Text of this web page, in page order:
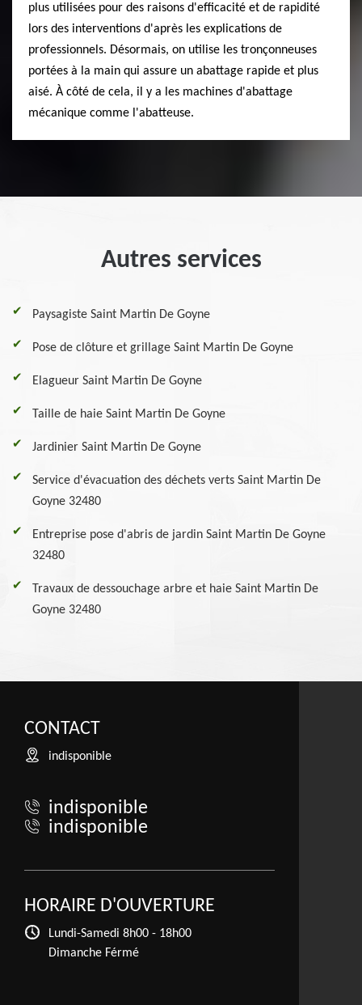
plus utilisées pour des raisons d'efficacité et de rapidité
lors des interventions d'après les explications de
professionnels. Désormais, on utilise les tronçonneuses
portées à la main qui assure un abattage rapide et plus
aisé. À côté de cela, il y a les machines d'abattage
mécanique comme l'abatteuse.
Autres services
Paysagiste Saint Martin De Goyne
Pose de clôture et grillage Saint Martin De Goyne
Elagueur Saint Martin De Goyne
Taille de haie Saint Martin De Goyne
Jardinier Saint Martin De Goyne
Service d'évacuation des déchets verts Saint Martin De
Goyne 32480
Entreprise pose d'abris de jardin Saint Martin De Goyne
32480
Travaux de dessouchage arbre et haie Saint Martin De
Goyne 32480
CONTACT
indisponible
indisponible
indisponible
HORAIRE D'OUVERTURE
Lundi-Samedi 8h00 - 18h00
Dimanche Férmé